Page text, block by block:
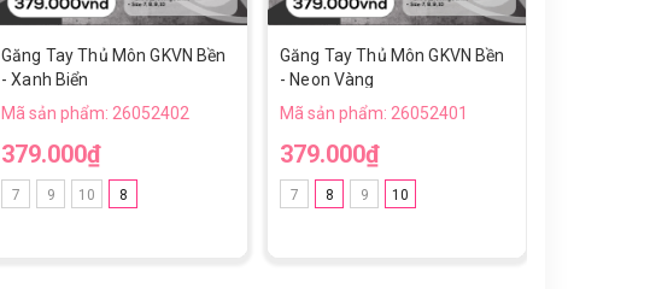
Găng Tay Thủ Môn GKVN Bền
- Xanh Biển
Mã sản phẩm: 26052402
379.000₫
7 9 10 8
Găng Tay Thủ Môn GKVN Bền
- Neon Vàng
Mã sản phẩm: 26052401
379.000₫
7 8 9 10